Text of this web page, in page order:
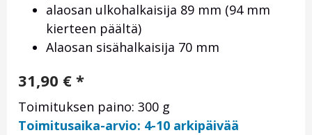
alaosan ulkohalkaisija 89 mm (94 mm
kierteen päältä)
Alaosan sisähalkaisija 70 mm
31,90 € *
Toimituksen paino: 300 g
Toimitusaika-arvio: 4-10 arkipäivää